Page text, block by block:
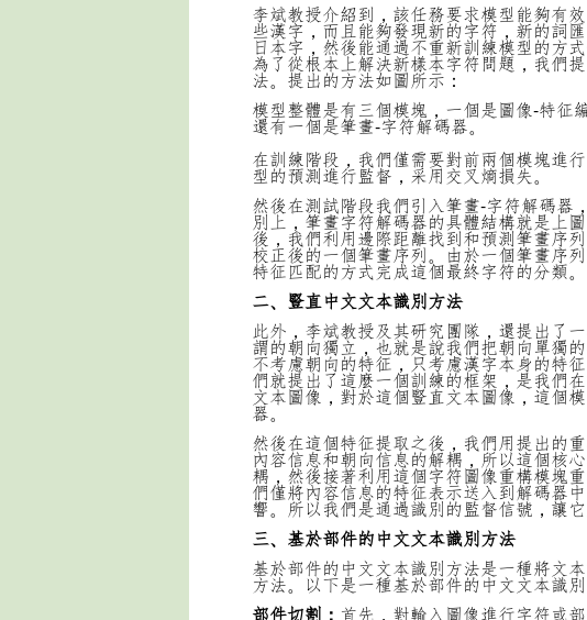
李斌教授介紹到，該任務要求模型能夠有
些漢字，而且能夠發現新的字符，新的詞
日本字，然後能通過不重新訓練模型的方
為了從根本上解決新樣本字符問題，我們
法。提出的方法如圖所示：
模型整體是有三個模塊，一個是圖像-特征
還有一個是筆畫-字符解碼器。
在訓練階段，我們僅需要對前兩個模塊進
型的預測進行監督，采用交叉熵損失。
然後在測試階段我們引入筆畫-字符解碼器
別上，筆畫字符解碼器的具體結構就是上
後，我們利用邊際距離找到和預測筆畫序
校正後的一個筆畫序列。由於一個筆畫序
特征匹配的方式完成這個最終字符的分類。
二、豎直中文文本識別方法
此外，李斌教授及其研究團隊，還提出了
謂的朝向獨立，也就是說我們把朝向單獨
不考慮朝向的特征，只考慮漢字本身的特
們就提出了這麼一個訓練的框架，是我們
文本圖像，對於這個豎直文本圖像，這個
器。
然後在這個特征提取之後，我們用提出的
內容信息和朝向信息的解耦，所以這個核
耦，然後接著利用這個字符圖像重構模塊
們僅將內容信息的特征表示送入到解碼器
響。所以我們是通過識別的監督信號，讓
三、基於部件的中文文本識別方法
基於部件的中文文本識別方法是一種將文
方法。以下是一種基於部件的中文文本識
部件切割： 首先，對輸入圖像進行字符或